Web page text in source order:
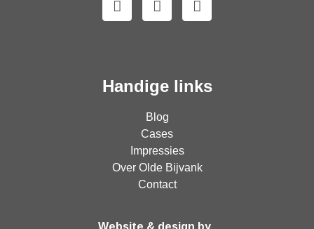
Handige links
Blog
Cases
Impressies
Over Olde Bijvank
Contact
Website & design by